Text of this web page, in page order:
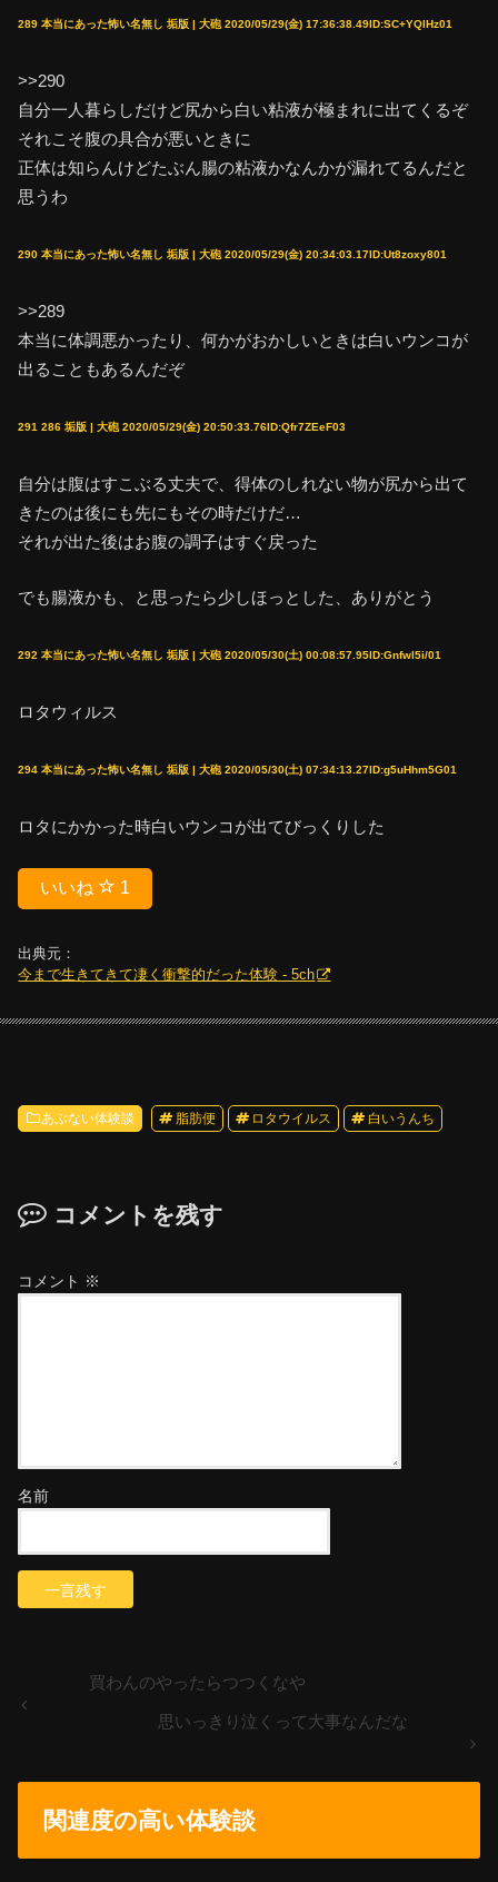
289 本当にあった怖い名無し 垢版 | 大砲 2020/05/29(金) 17:36:38.49ID:SC+YQIHz01
>>290
自分一人暮らしだけど尻から白い粘液が極まれに出てくるぞ
それこそ腹の具合が悪いときに
正体は知らんけどたぶん腸の粘液かなんかが漏れてるんだと
思うわ
290 本当にあった怖い名無し 垢版 | 大砲 2020/05/29(金) 20:34:03.17ID:Ut8zoxy801
>>289
本当に体調悪かったり、何かがおかしいときは白いウンコが
出ることもあるんだぞ
291 286 垢版 | 大砲 2020/05/29(金) 20:50:33.76ID:Qfr7ZEeF03
自分は腹はすこぶる丈夫で、得体のしれない物が尻から出て
きたのは後にも先にもその時だけだ…
それが出た後はお腹の調子はすぐ戻った
でも腸液かも、と思ったら少しほっとした、ありがとう
292 本当にあった怖い名無し 垢版 | 大砲 2020/05/30(土) 00:08:57.95ID:Gnfwl5i/01
ロタウィルス
294 本当にあった怖い名無し 垢版 | 大砲 2020/05/30(土) 07:34:13.27ID:g5uHhm5G01
ロタにかかった時白いウンコが出てびっくりした
いいね 1
出典元：
今まで生きてきて凄く衝撃的だった体験 - 5ch
あぶない体験談 脂肪便 ロタウイルス 白いうんち
コメントを残す
コメント ※
名前
買わんのやったらつつくなや
思いっきり泣くって大事なんだな
関連度の高い体験談